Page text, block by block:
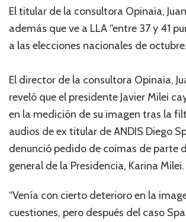
El titular de la consultora Opinaia,
además que ve a LLA “entre 37 y 41
a las elecciones nacionales de octubre.
El director de la consultora Opinaia,
reveló que el presidente Javier Milei
en la medición de su imagen tras la
audios de ex titular de ANDIS Diego
denunció pedido de coimas de parte
general de la Presidencia, Karina Milei.
“Venía con cierto deterioro en la
cuestiones, pero después del caso